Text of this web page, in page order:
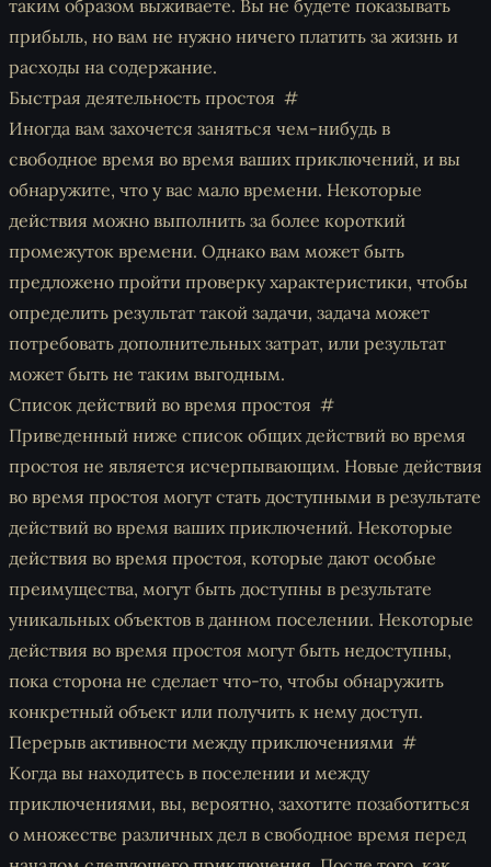
таким образом выживаете. Вы не будете показывать
прибыль, но вам не нужно ничего платить за жизнь и
расходы на содержание.
Быстрая деятельность простоя
Иногда вам захочется заняться чем-нибудь в
свободное время во время ваших приключений, и вы
обнаружите, что у вас мало времени. Некоторые
действия можно выполнить за более короткий
промежуток времени. Однако вам может быть
предложено пройти проверку характеристики, чтобы
определить результат такой задачи, задача может
потребовать дополнительных затрат, или результат
может быть не таким выгодным.
Список действий во время простоя
Приведенный ниже список общих действий во время
простоя не является исчерпывающим. Новые действия
во время простоя могут стать доступными в результате
действий во время ваших приключений. Некоторые
действия во время простоя, которые дают особые
преимущества, могут быть доступны в результате
уникальных объектов в данном поселении. Некоторые
действия во время простоя могут быть недоступны,
пока сторона не сделает что-то, чтобы обнаружить
конкретный объект или получить к нему доступ.
Перерыв активности между приключениями
Когда вы находитесь в поселении и между
приключениями, вы, вероятно, захотите позаботиться
о множестве различных дел в свободное время перед